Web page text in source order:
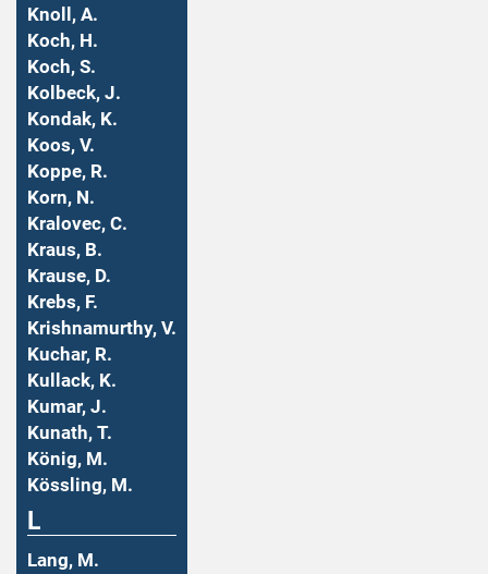
Knoll, A.
Koch, H.
Koch, S.
Kolbeck, J.
Kondak, K.
Koos, V.
Koppe, R.
Korn, N.
Kralovec, C.
Kraus, B.
Krause, D.
Krebs, F.
Krishnamurthy, V.
Kuchar, R.
Kullack, K.
Kumar, J.
Kunath, T.
König, M.
Kössling, M.
L
Lang, M.